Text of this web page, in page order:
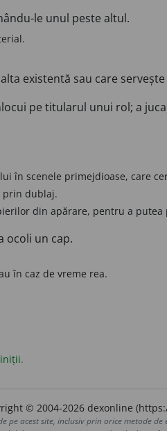
le unul peste altul.
existentă sau care
pe titularul unui rol; a
în scenele primejdioase, care
prin dublaj.
din apărare, pentru a
ocoli un cap.
în caz de vreme rea.
.
© 2004-2026 dexonline
pe acest site, inclusiv prin orice metode